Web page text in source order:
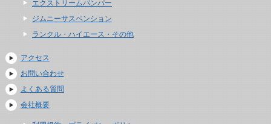
エクストリームバンパー
ジムニーサスペンション
ランクル・ハイエース・その他
アクセス
お問い合わせ
よくある質問
会社概要